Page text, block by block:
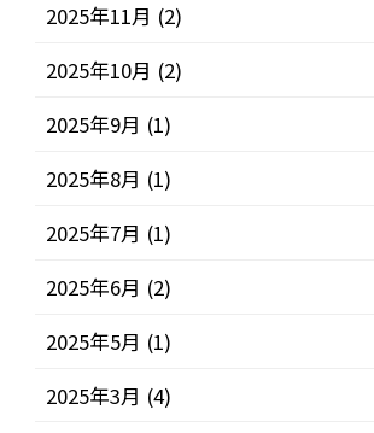
2025年11月 (2)
2025年10月 (2)
2025年9月 (1)
2025年8月 (1)
2025年7月 (1)
2025年6月 (2)
2025年5月 (1)
2025年3月 (4)